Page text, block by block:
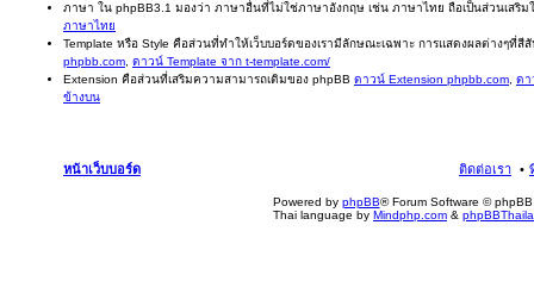
ภาษา ใน phpBB3.1 มองว่า ภาษาอื่นที่ไม่ใช่ภาษาอังกฤษ เช่น ภาษาไทย ถือเป็นส่วนเสริ
ภาษาไทย
Template หรือ Style คือส่วนที่ทำให้เว็บบอร์ดของเรามีลักษณะเฉพาะ การแสดงผลต่างๆที่สี
phpbb.com ดาวน์ Template จาก t-template.com/
Extension คือส่วนที่เสริมความสามารถเดิมของ phpBB ดาวน์ Extension phpbb.com ดา
ข้างบน
หน้าเว็บบอร์ด ติดต่อเรา
Powered by phpBB® Forum Software © phpBB
Thai language by Mindphp.com &